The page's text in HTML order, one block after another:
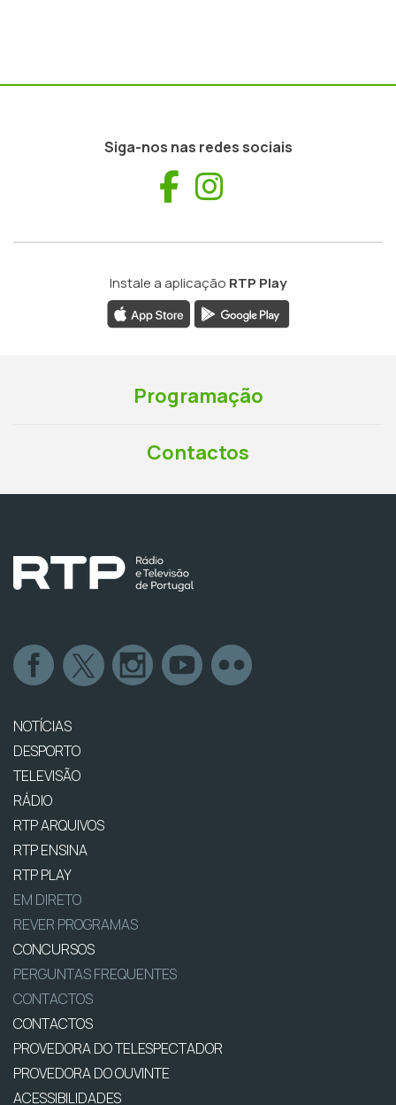
Siga-nos nas redes sociais
Facebook
Instale a aplicação RTP Play
Programação
Contactos
NOTÍCIAS
DESPORTO
TELEVISÃO
RÁDIO
RTP ARQUIVOS
RTP ENSINA
RTP PLAY
EM DIRETO
REVER PROGRAMAS
CONCURSOS
PERGUNTAS FREQUENTES
CONTACTOS
CONTACTOS
PROVEDORA DO TELESPECTADOR
PROVEDORA DO OUVINTE
ACESSIBILIDADES